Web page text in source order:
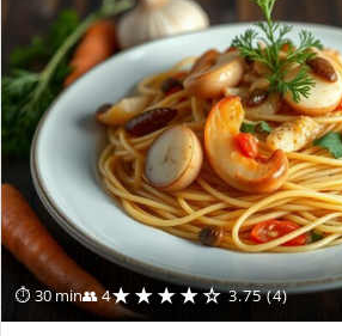
⏱ 30 min👥 4★★★★☆ 3.75 (4)